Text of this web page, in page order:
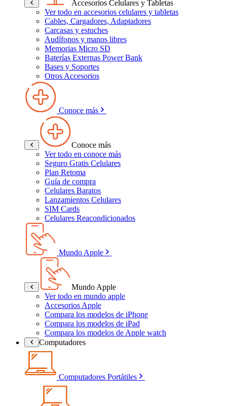
Accesorios Celulares y Tabletas
Ver todo en accesorios celulares y tabletas
Cables, Cargadores, Adaptadores
Carcasas y estuches
Audífonos y manos libres
Memorias Micro SD
Baterías Externas Power Bank
Bases y Soportes
Otros Accesorios
Conoce más
Conoce más
Ver todo en conoce más
Seguro Gratis Celulares
Plan Retoma
Guía de compra
Celulares Baratos
Lanzamientos Celulares
SIM Cards
Celulares Reacondicionados
Mundo Apple
Mundo Apple
Ver todo en mundo apple
Accesorios Apple
Compara los modelos de iPhone
Compara los modelos de iPad
Compara los modelos de Apple watch
Computadores
Computadores Portátiles